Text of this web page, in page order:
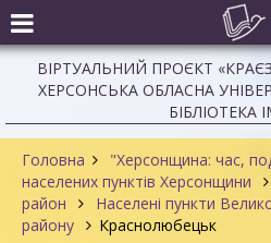
ВІРТУАЛЬНИЙ ПРОЄКТ
ХЕРСОНСЬКА ОБЛАСНА
БІБЛІОТЕКА
Головна "Херсонщина: час,
населених пунктів Херсонщини
район
Населені пункти
району
Краснолюбецьк